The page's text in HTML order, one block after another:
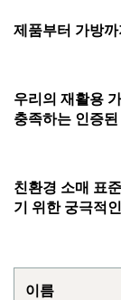
제품부터 가방
우리의 재활용
충족하는 인증
친환경 소매 표
기 위한 궁극적
이름